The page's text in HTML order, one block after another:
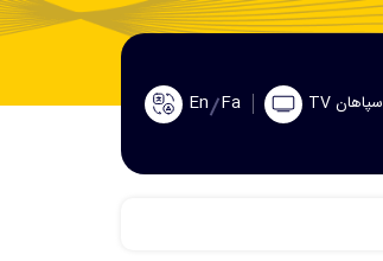
سپاهان TV Fa
En